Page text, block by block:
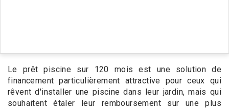
Le prêt piscine sur 120 mois est une solution de
financement particulièrement attractive pour ceux qui
rêvent d'installer une piscine dans leur jardin, mais qui
souhaitent étaler leur remboursement sur une plus